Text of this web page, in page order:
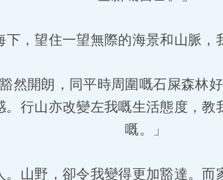
下，望住一望無際的海景和山脈，
然開朗，同平時周圍嘅石屎森林
行山亦改變左我嘅生活態度，
嘅。」
。山野，卻令我變得更加豁達。